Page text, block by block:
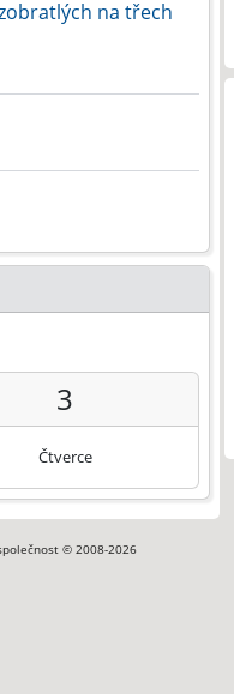
na třech
3
Čtverce
© 2008-2026